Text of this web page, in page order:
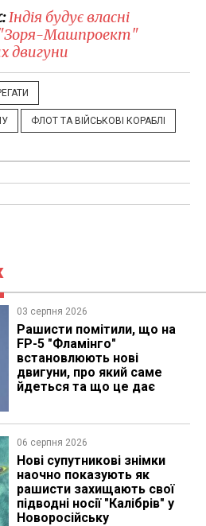
Індія будує власні
Машпроект"
двигуни
ФЛОТ ТА ВІЙСЬКОВІ КОРАБЛІ
03 серпня 2026
Рашисти помітили, що на
FP-5 "Фламінго"
встановлюють нові
двигуни, про який саме
йдеться та що це дає
06 серпня 2026
Нові супутникові знімки
наочно показують як
рашисти захищають свої
підводні носії "Калібрів" у
Новоросійську